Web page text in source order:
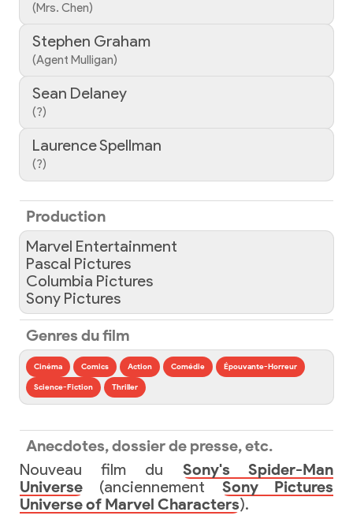
(Mrs. Chen)
Stephen Graham
(Agent Mulligan)
Sean Delaney
(?)
Laurence Spellman
(?)
Production
Marvel Entertainment
Pascal Pictures
Columbia Pictures
Sony Pictures
Genres du film
Cinéma Comics Action Comédie Épouvante-Horreur
Science-Fiction Thriller
Anecdotes, dossier de presse, etc.
Nouveau film du Sony's Spider-Man
Universe (anciennement Sony Pictures
Universe of Marvel Characters).